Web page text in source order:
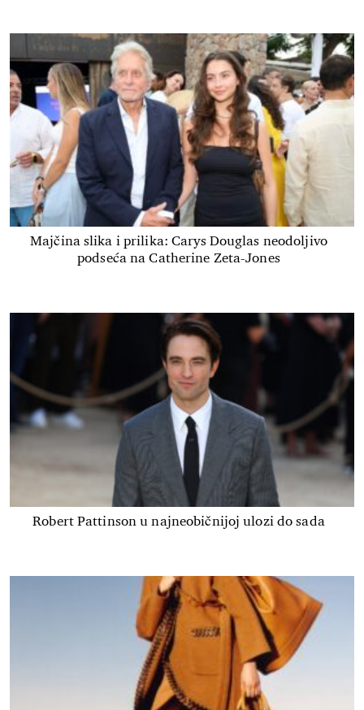
Majčina slika i prilika: Carys Douglas neodoljivo
podseća na Catherine Zeta-Jones
Robert Pattinson u najneobičnijoj ulozi do sada